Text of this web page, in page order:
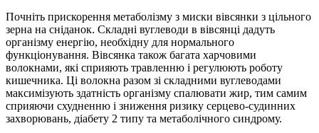
Почніть прискорення метаболізму з миски вівсянки з цільного
зерна на сніданок. Складні вуглеводи в вівсянці дадуть
організму енергію, необхідну для нормального
функціонування. Вівсянка також багата харчовими
волокнами, які сприяють травленню і регулюють роботу
кишечника. Ці волокна разом зі складними вуглеводами
максимізують здатність організму спалювати жир, тим самим
сприяючи схудненню і зниження ризику серцево-судинних
захворювань, діабету 2 типу та метаболічного синдрому.